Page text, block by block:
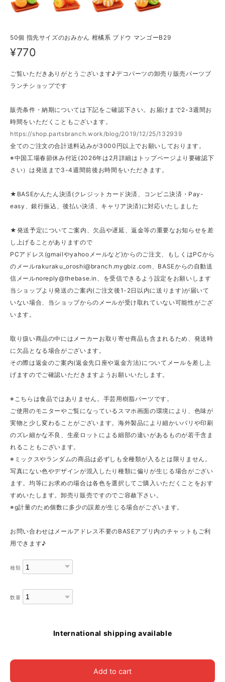
50個 指先サイズのおみかん 柑橘系 ブドウ マンゴーB29
¥770
ご覧いただきありがとうございます♪デコパーツの卸売り販売パーツブ
ランチショップです
販売条件・納期については下記をご確認下さい。お届けまで2-3週間お
時間をいただくこともございます。
https://shop.partsbranch.work/blog/2019/12/25/132939
全てのご注文の合計送料込みが3000円以上でお願いしております。
※中国工場春節休み付近(2026年は2月詳細はトップページより要確認下
さい）は発送まで3-4週間前後お時間をいただきます。
★BASEかんたん決済(クレジットカード決済、コンビニ決済・Pay-
easy、銀行振込、後払い決済、キャリア決済)に対応いたしました
★発送予定についてご案内、欠品や遅延、返金等の重要なお知らせを差
し上げることがありますので
PCアドレス(gmailやyahooメールなど)からのご注文、もしくはPCから
のメールrakuraku_oroshi@branch.mygbiz.com 、BASEからの自動送
信メールnoreply@thebase.in
、を受信できるよう設定をお願いします
当ショップより発送のご案内(ご注文後1-2日以内に送ります)が届いて
いない場合、当ショップからのメールが受け取れていない可能性がござ
います。
取り扱い商品の中にはメーカーお取り寄せ商品も含まれるため、発送時
に欠品となる場合がございます。
その際は返金のご案内(返金先口座や返金方法)についてメールを差し上
げますのでご確認いただきますようお願いいたします。
※こちらは食品ではありません。手芸用樹脂パーツです。
ご使用のモニターやご覧になっているスマホ画面の環境により、色味が
実物と少し変わることがございます。海外製品により細かいバリや印刷
のズレ細かな不良、生産ロットによる細部の違いがあるものが若干含ま
れることもございます。
※ミックスやランダムの商品は必ずしも全種類が入るとは限りません。
写真にない色やデザインが混入したり種類に偏りが生じる場合がござい
ます。均等にお求めの場合は各色を選択してご購入いただくことをおす
すめいたします。卸売り販売ですのでご容赦下さい。
※g計量のため個数に多少の誤差が生じる場合がございます。
お問い合わせはメールアドレス不要のBASEアプリ内のチャットもご利
用できます♪
種類
数量
International shipping available
Add to cart